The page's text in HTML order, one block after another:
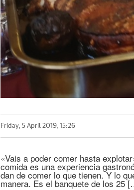
Friday, 5 April 2019, 15:26
«Vais a poder comer hasta
comida es una experiencia
dan de comer lo que tienen. Y lo
manera. Es el banquete de los 25